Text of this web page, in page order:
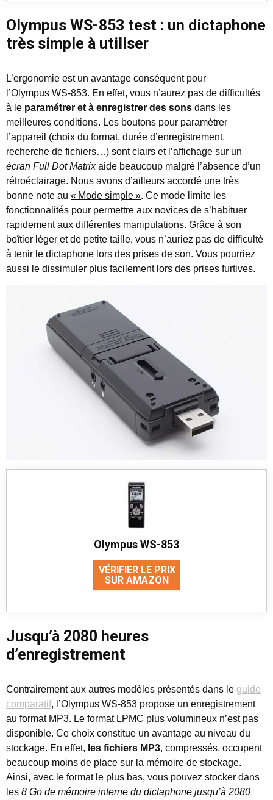
Olympus WS-853 test : un dictaphone
très simple à utiliser
L’ergonomie est un avantage conséquent pour
l’Olympus WS-853. En effet, vous n’aurez pas de difficultés
à le paramétrer et à enregistrer des sons dans les
meilleures conditions. Les boutons pour paramétrer
l’appareil (choix du format, durée d’enregistrement,
recherche de fichiers…) sont clairs et l’affichage sur un
écran Full Dot Matrixaide beaucoup malgré l’absence d’un
rétroéclairage. Nous avons d’ailleurs accordé une très
bonne note au « Mode simple». Ce mode limite les
fonctionnalités pour permettre aux novices de s’habituer
rapidement aux différentes manipulations. Grâce à son
boîtier léger et de petite taille, vous n’auriez pas de difficulté
à tenir le dictaphone lors des prises de son. Vous pourriez
aussi le dissimuler plus facilement lors des prises furtives.
Olympus WS-853
VÉRIFIER LE PRIX
SUR AMAZON
Jusqu’à 2080 heures
d’enregistrement
Contrairement aux autres modèles présentés dans le guide
comparatif, l’Olympus WS-853 propose un enregistrement
au format MP3. Le format LPMC plus volumineux n’est pas
disponible. Ce choix constitue un avantage au niveau du
stockage. En effet, les fichiers MP3, compressés, occupent
beaucoup moins de place sur la mémoire de stockage.
Ainsi, avec le format le plus bas, vous pouvez stocker dans
les 8 Go de mémoire interne du dictaphone jusqu’à 2080